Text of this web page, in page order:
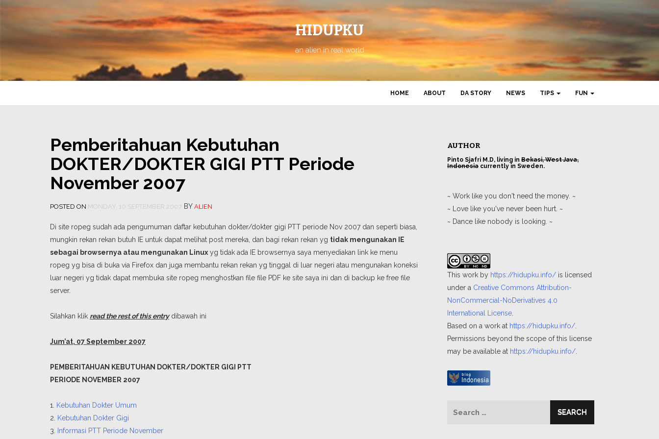
HIDUPKU
an alien in real world
HOME ABOUT DA STORY NEWS TIPS FUN
Pemberitahuan Kebutuhan
DOKTER/DOKTER GIGI PTT Periode
November 2007
POSTED ON MONDAY, 10 SEPTEMBER 2007 BY ALIEN
Di site ropeg sudah ada pengumuman daftar kebutuhan dokter/dokter gigi PTT periode Nov 2007 dan seperti biasa,
mungkin rekan rekan butuh IE untuk dapat melihat post mereka, dan bagi rekan rekan yg tidak mengunakan IE
sebagai browsernya atau mengunakan Linux yg tidak ada IE browsernya saya menyediakan link ke menu
ropeg yg bisa di buka via Firefox dan juga membantu rekan rekan yg tinggal di luar negeri atau mengunakan koneksi
luar negeri yg tidak dapat membuka site ropeg menghostkan file file PDF ke site saya ini dan di backup ke free file
server.
Silahkan klik read the rest of this entrydibawah ini
Jum’at, 07 September 2007
PEMBERITAHUAN KEBUTUHAN DOKTER/DOKTER GIGI PTT
PERIODE NOVEMBER 2007
1.
Kebutuhan Dokter Umum
2.
Kebutuhan Dokter Gigi
3.
Informasi PTT Periode November
AUTHOR
Pinto Sjafri M.D, living in Bekasi, West Java,
Indonesia currently in Sweden.
~ Work like you don't need the money. ~
~ Love like you've never been hurt. ~
~ Dance like nobody is looking. ~
This work by https://hidupku.info/ is licensed
under a Creative Commons Attribution-
NonCommercial-NoDerivatives 4.0
International License
Based on a work at https://hidupku.info/
Permissions beyond the scope of this license
may be available at https://hidupku.info/